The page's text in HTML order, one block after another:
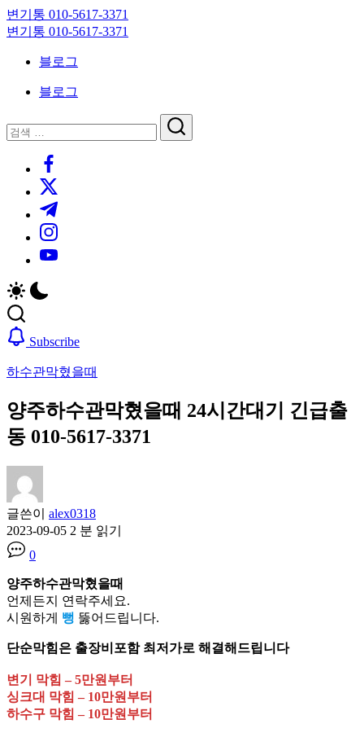
Skip
to
content
변기통 010-5617-3371
변
대
기
변기통 010-5617-3371
크
대
기
블로그
블로그
닫
기
검
검
https://www.facebook.com/
https://twitter.com/
https://t.me/
https://www.instagram.com/
https://youtube.com/
Subscribe
하수관막혔을때
양주하수관막혔을때 24시간대기 긴급출
동 010-5617-3371
글쓴이 alex0318
2023-09-05 2 분 읽기
0
양주하수관막혔을때
언제든지 연락주세요.
시원하게 뻥 뚫어드립니다.
단순막힘은 출장비포함 최저가로 해결해드립니다
변기 막힘 – 5만원부터
싱크대 막힘 – 10만원부터
하수구 막힘 – 10만원부터